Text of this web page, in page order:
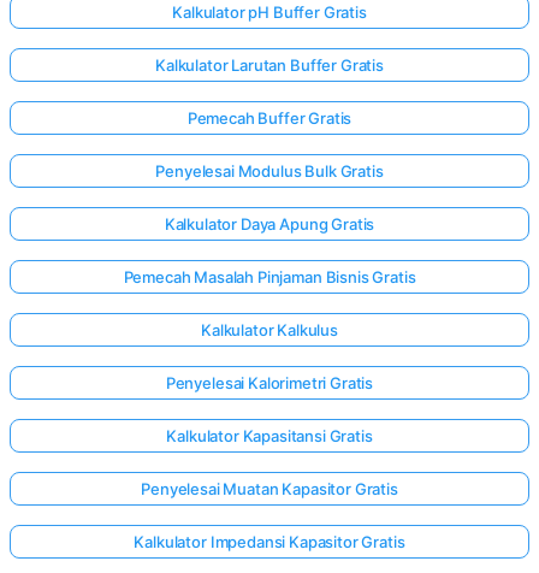
Kalkulator pH Buffer Gratis
Kalkulator Larutan Buffer Gratis
Pemecah Buffer Gratis
Penyelesai Modulus Bulk Gratis
Kalkulator Daya Apung Gratis
Pemecah Masalah Pinjaman Bisnis Gratis
Kalkulator Kalkulus
Penyelesai Kalorimetri Gratis
Kalkulator Kapasitansi Gratis
Penyelesai Muatan Kapasitor Gratis
Kalkulator Impedansi Kapasitor Gratis